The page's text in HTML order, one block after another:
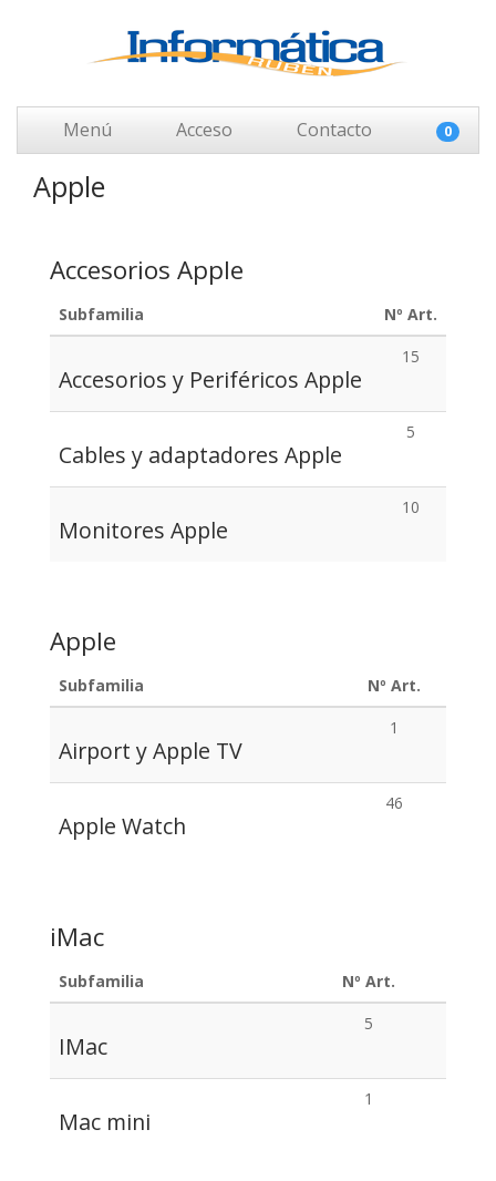
Menú Acceso Contacto 0
Apple
Accesorios Apple
Subfamilia Nº Art.
Accesorios y Periféricos Apple
15
Cables y adaptadores Apple
5
Monitores Apple
10
Apple
Subfamilia Nº Art.
Airport y Apple TV
1
Apple Watch
46
iMac
Subfamilia Nº Art.
IMac
5
Mac mini
1